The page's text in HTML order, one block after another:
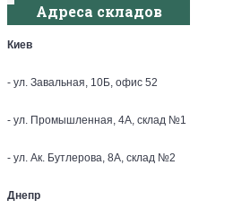
Адреса складов
Киев
- ул. Завальная, 10Б, офис 52
- ул. Промышленная, 4А, склад №1
- ул. Ак. Бутлерова, 8А, склад №2
Днепр